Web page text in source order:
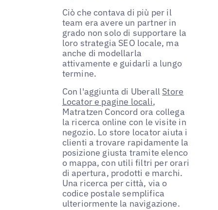
Ciò che contava di più per il
team era avere un partner in
grado non solo di supportare la
loro strategia SEO locale, ma
anche di modellarla
attivamente e guidarli a lungo
termine.
Con l'aggiunta di Uberall Store
Locator e pagine locali,
Matratzen Concord ora collega
la ricerca online con le visite in
negozio. Lo store locator aiuta i
clienti a trovare rapidamente la
posizione giusta tramite elenco
o mappa, con utili filtri per orari
di apertura, prodotti e marchi.
Una ricerca per città, via o
codice postale semplifica
ulteriormente la navigazione.